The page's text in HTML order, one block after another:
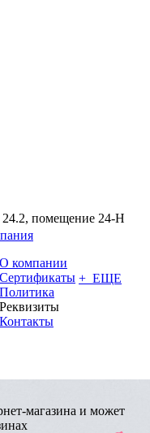
24.2, помещение 24-Н
О компании
Сертификаты
Политика
Реквизиты
Контакты
+ ЕЩЕ
магазина и может